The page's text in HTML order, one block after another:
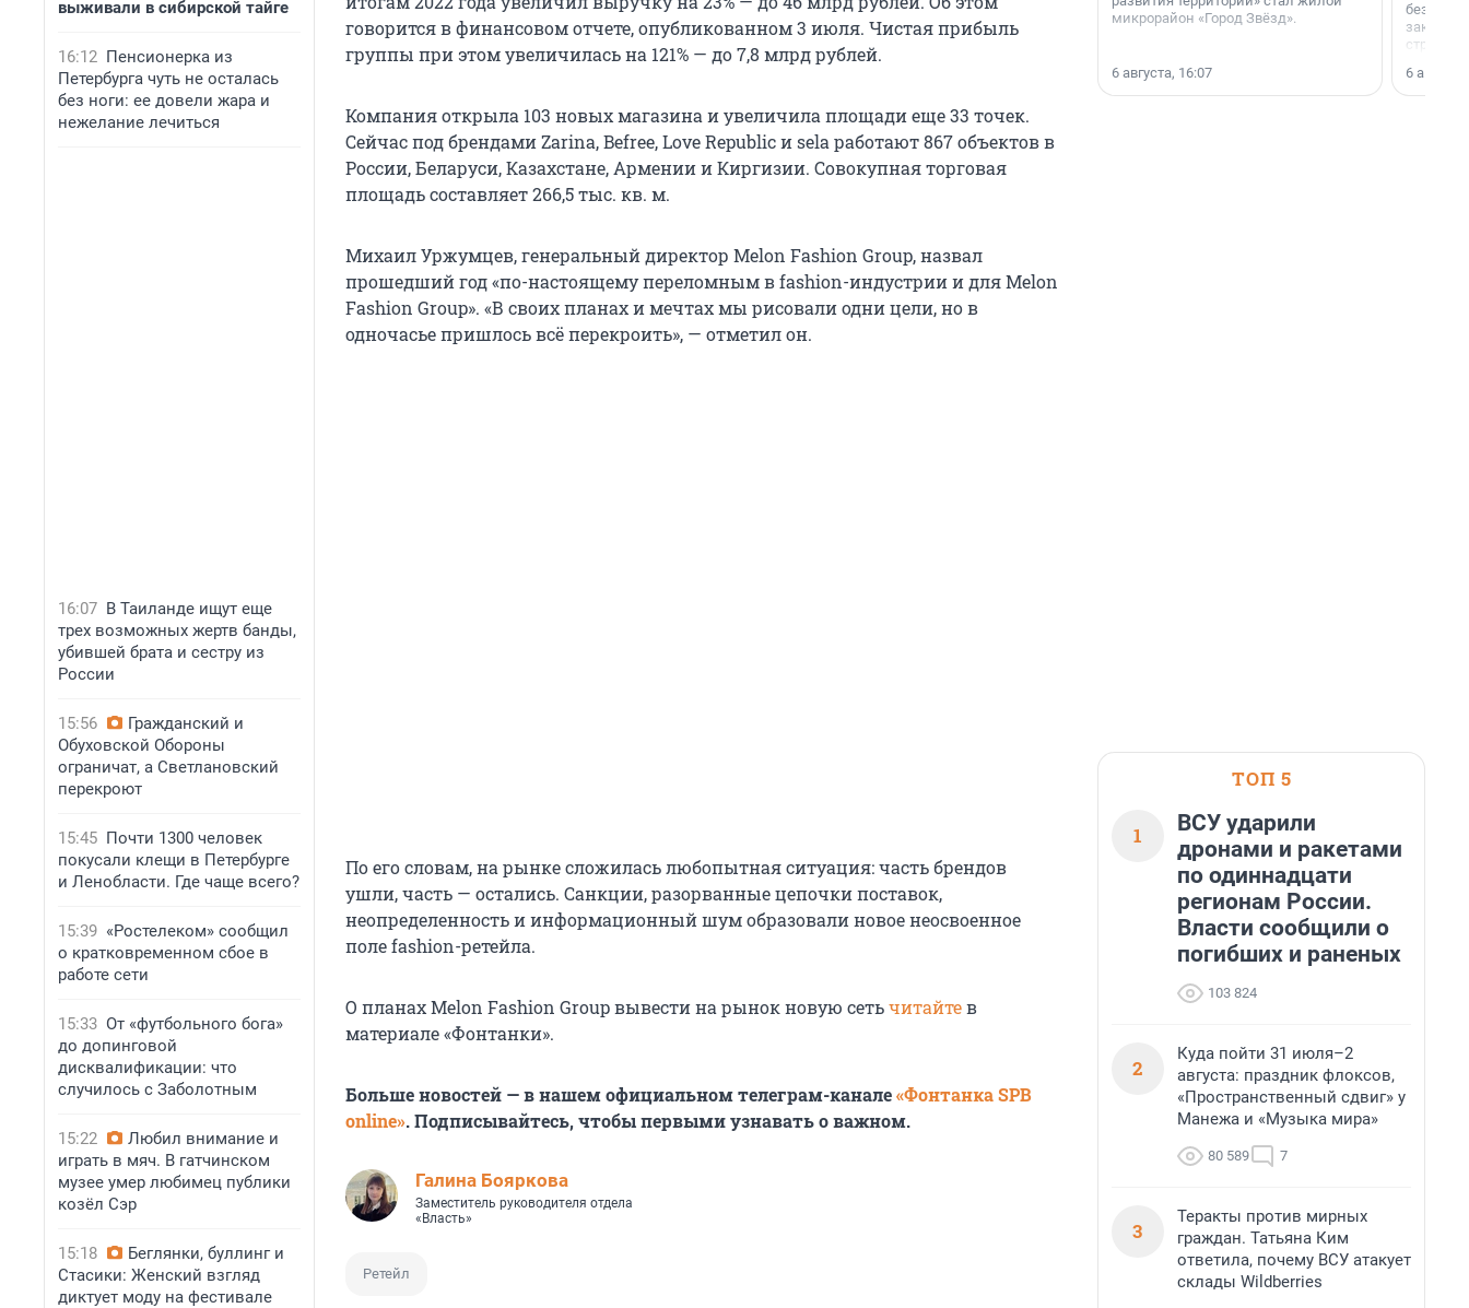
выживали в сибирской тайге
16:12 Пенсионерка из
Петербурга чуть не осталась
без ноги: ее довели жара и
нежелание лечиться
16:07 В Таиланде ищут еще
трех возможных жертв банды,
убившей брата и сестру из
России
15:56
Гражданский и
Обуховской Обороны
ограничат, а Светлановский
перекроют
15:45 Почти 1300 человек
покусали клещи в Петербурге
и Ленобласти. Где чаще всего?
15:39 «Ростелеком» сообщил
о кратковременном сбое в
работе сети
15:33 От «футбольного бога»
до допинговой
дисквалификации: что
случилось с Заболотным
15:22
Любил внимание и
играть в мяч. В гатчинском
музее умер любимец публики
козёл Сэр
15:18
Беглянки, буллинг и
Стасики: Женский взгляд
диктует моду на фестивале
говорится в финансовом отчете, опубликованном 3 июля. Чистая прибыль
группы при этом увеличилась на 121% — до 7,8 млрд рублей.
Компания открыла 103 новых магазина и увеличила площади еще 33 точек.
Сейчас под брендами Zarina, Befree, Love Republic и sela работают 867 объектов в
России, Беларуси, Казахстане, Армении и Киргизии. Совокупная торговая
площадь составляет 266,5 тыс. кв. м.
Михаил Уржумцев, генеральный директор Melon Fashion Group, назвал
прошедший год «по-настоящему переломным в fashion-индустрии и для Melon
Fashion Group». «В своих планах и мечтах мы рисовали одни цели, но в
одночасье пришлось всё перекроить», — отметил он.
По его словам, на рынке сложилась любопытная ситуация: часть брендов
ушли, часть — остались. Санкции, разорванные цепочки поставок,
неопределенность и информационный шум образовали новое неосвоенное
поле fashion-ретейла.
О планах Melon Fashion Group вывести на рынок новую сетьчитайтев
материале «Фонтанки».
Больше новостей — в нашем официальном телеграм-канале«Фонтанка SPB
online». Подписывайтесь, чтобы первыми узнавать о важном.
Галина Бояркова
Заместитель руководителя отдела
«Власть»
Ретейл
микрорайон «Город Звёзд».
6 августа, 16:07
6
ТОП 5
1
ВСУ ударили
дронами и ракетами
по одиннадцати
регионам России.
Власти сообщили о
погибших и раненых
103 824
2
Куда пойти 31 июля–2
августа: праздник флоксов,
«Пространственный сдвиг» у
Манежа и «Музыка мира»
80 589 7
3
Теракты против мирных
граждан. Татьяна Ким
ответила, почему ВСУ атакует
склады Wildberries